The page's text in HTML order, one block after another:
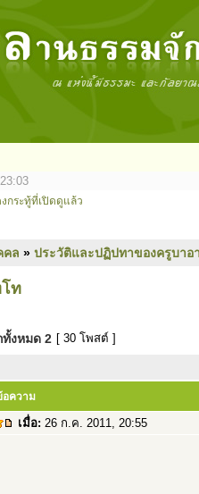
กระทู้ที่เปิดดูแล้ว
คล » ประวัติและปฏิปทาของครูบาอ
ท
ทั้งหมด 2 [ 30 โพสต์ ]
อความ
เมื่อ: 26 ก.ค. 2011, 20:55